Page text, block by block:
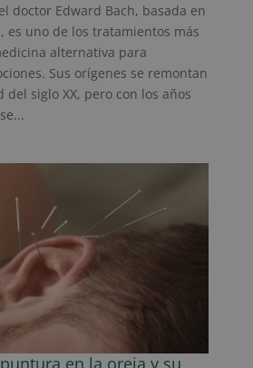
doctor Edward Bach, basada en
es uno de los tratamientos más
alternativa para
Sus orígenes se remontan
siglo XX, pero con los años